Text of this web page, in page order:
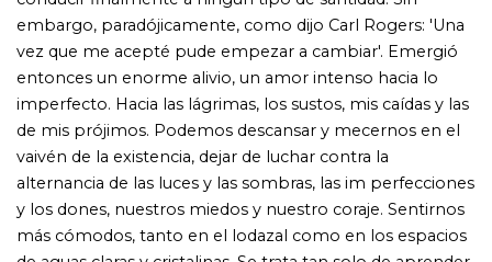
vincularnos con todas las cosas que nos llegan y nos
habitan.